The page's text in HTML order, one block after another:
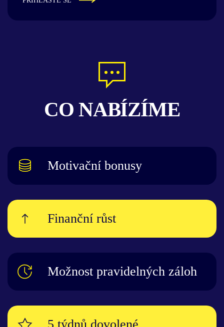
CO NABÍZÍME
Motivační bonusy
Finanční růst
Možnost pravidelných záloh
5 týdnů dovolené